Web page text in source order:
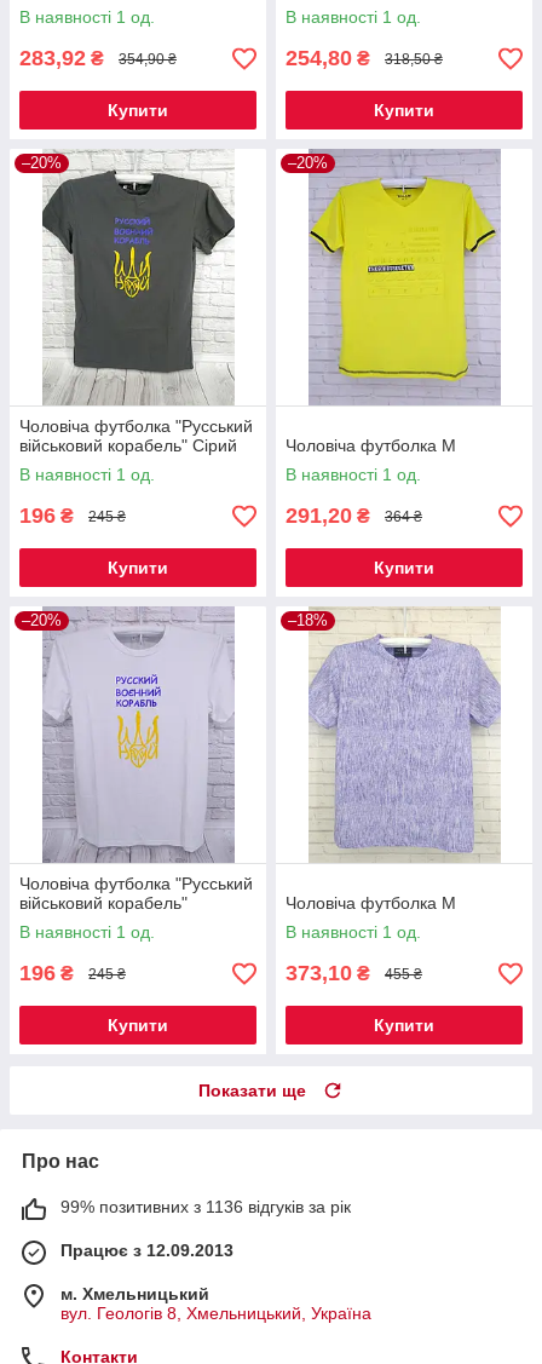
В наявності 1 од.
283,92 ₴ 354,90 ₴
Купити
В наявності 1 од.
254,80 ₴ 318,50 ₴
Купити
–20%
Чоловіча футболка "Русський
військовий корабель" Сірий
В наявності 1 од.
196 ₴ 245 ₴
Купити
–20%
Чоловіча футболка M
В наявності 1 од.
291,20 ₴ 364 ₴
Купити
–20%
Чоловіча футболка "Русський
військовий корабель"
В наявності 1 од.
196 ₴ 245 ₴
Купити
–18%
Чоловіча футболка М
В наявності 1 од.
373,10 ₴ 455 ₴
Купити
Показати ще
Про нас
99% позитивних з 1136 відгуків за рік
Працює з 12.09.2013
м. Хмельницький
вул. Геологів 8, Хмельницький, Україна
Контакти